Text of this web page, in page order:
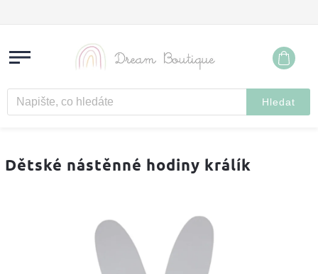
Hledat
Dětské nástěnné hodiny králík